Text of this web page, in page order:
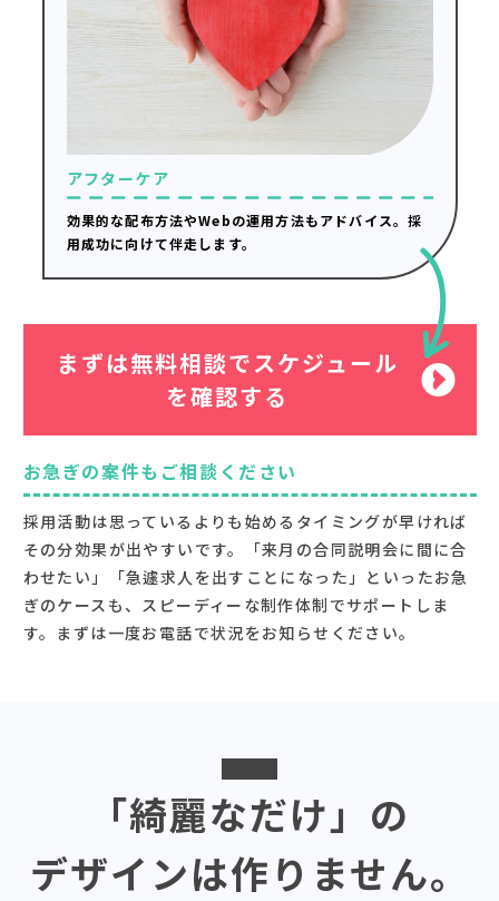
アフターケア
効果的な配布方法やWebの運用方法もアドバイス。採
用成功に向けて伴走します。
まずは無料相談でスケジュール
を確認する
お急ぎの案件もご相談ください
採用活動は思っているよりも始めるタイミングが早ければ
その分効果が出やすいです。「来月の合同説明会に間に合
わせたい」「急遽求人を出すことになった」といったお急
ぎのケースも、スピーディーな制作体制でサポートしま
す。まずは一度お電話で状況をお知らせください。
「綺麗なだけ」の
デザインは作りません。